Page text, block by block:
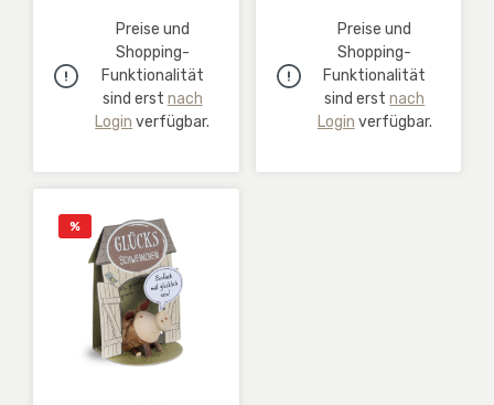
Preise und
Shopping-
Funktionalität
sind erst nach
Login verfügbar.
Preise und
Shopping-
Funktionalität
sind erstnach
Login verfügbar.
Rabatt
%